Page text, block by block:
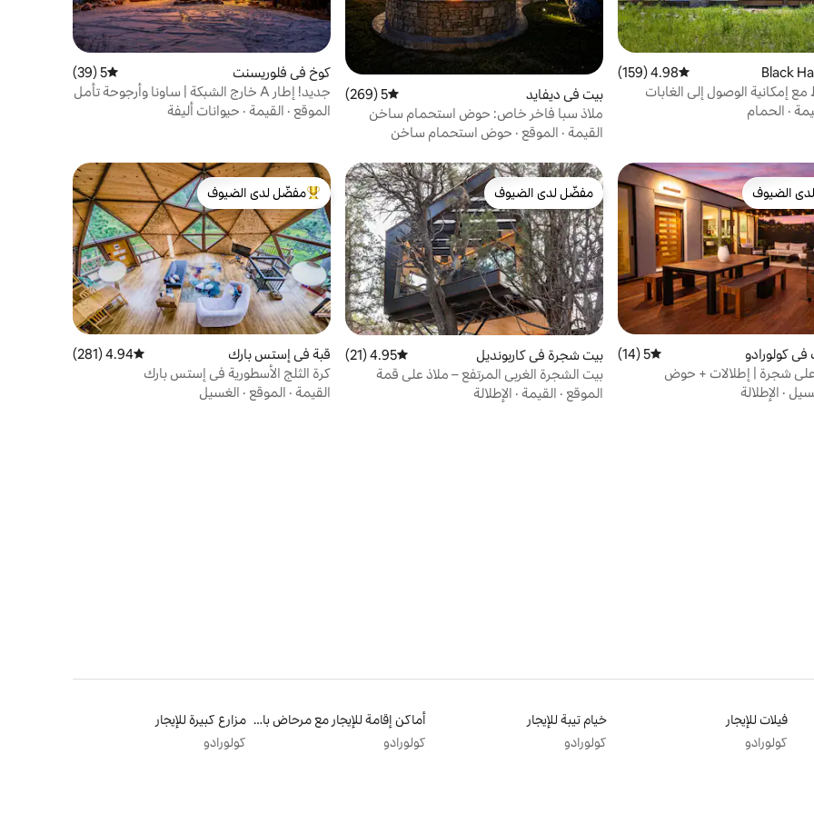
متوسط التقييم 4.98 من 5، 159 مراجعات
4.98 (159)
إمكانية الوصول إلى الغابات
· الحمام
بيت في ديفايد متوسط التقييم 5 من 5، 269 مراجعات
5 (269)
ملاذ سبا فاخر خاص: حوض استحمام ساخن
وساونا وإطلالات
القيمة · الموقع · حوض استحمام ساخن
كوخ في فلوريسنت متوسط التقييم 5 من 5، 39 مراجعات
5 (39)
جديد! إطار A خارج الشبكة | ساونا وأرجوحة تأمل
النجوم
الموقع · القيمة · حيوانات أليفة
المفضّلة لدى الضيوف
الضيوف
كولورادو متوسط التقييم 5 من 5، 14 مراجعات
5 (14)
شجرة | إطلالات + حوض
لشخصين· الإطلالة
مفضّل لدى الضيوف
مفضّل لدى الضيوف
بيت شجرة في كاربونديل متوسط التقييم 4.95 من 5، 21 مراجعات
4.95 (21)
بيت الشجرة الغربي المرتفع – ملاذ على قمة
شجرة
الموقع · القيمة · الإطلالة
من أبرز البيوت المفضّلة لدى الضيوف
مفضّل لدى الضيوف
قبة في إستس بارك متوسط التقييم 4.94 من 5، 281 مراجعات
4.94 (281)
كرة الثلج الأسطورية في إستس بارك
القيمة · الموقع · الغسيل
فيلات للإيجار
كولورادو
خيام تيبة للإيجار
كولورادو
أماكن إقامة للإيجار مع مرحاض بارتفاع مناسب يراعي سهولة الوصول
كولورادو
مزارع كبيرة للإيجار
كولورادو